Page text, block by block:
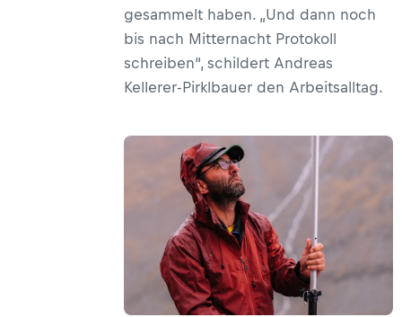
gesammelt haben. „Und dann noch
bis nach Mitternacht Protokoll
schreiben“, schildert Andreas
Kellerer-Pirklbauer den Arbeitsalltag.